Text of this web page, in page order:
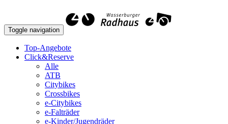
Toggle navigation
Top-Angebote
Click&Reserve
Alle
ATB
Citybikes
Crossbikes
e-Citybikes
e-Falträder
e-Kinder/Jugendräder